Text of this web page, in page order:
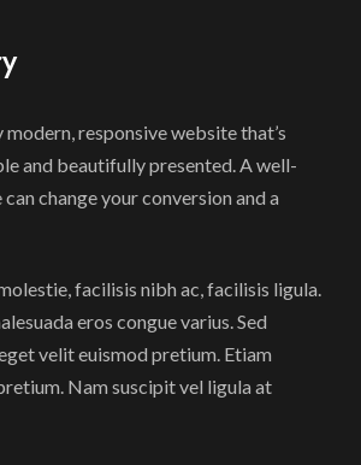
responsive website that’s
and beautifully presented. A well-
change your conversion and a
facilisis nibh ac, facilisis ligula.
eros congue varius. Sed
velit euismod pretium. Etiam
Nam suscipit vel ligula at